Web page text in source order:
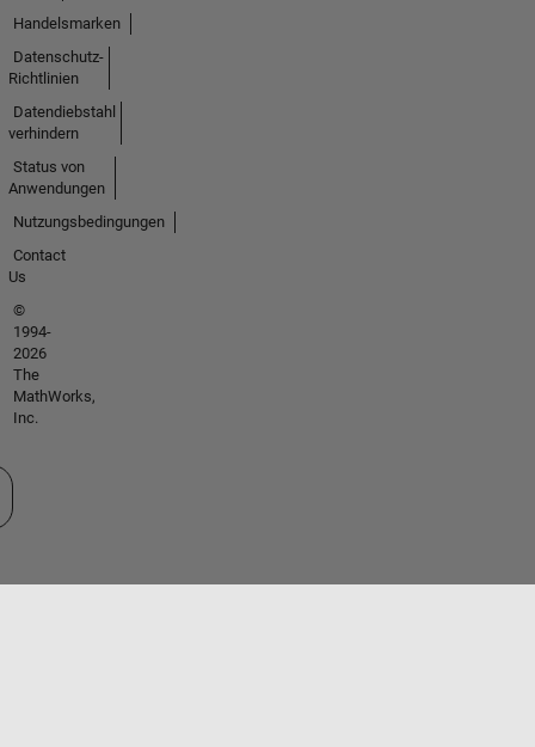
Handelsmarken
Datenschutz-
Richtlinien
Datendiebstahl
verhindern
Status von
Anwendungen
Nutzungsbedingungen
Contact
Us
©
1994-
2026
The
MathWorks,
Inc.